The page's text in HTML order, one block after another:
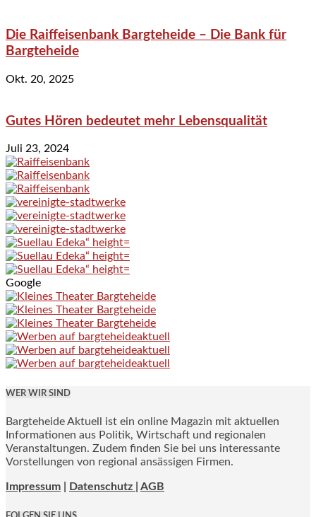
Die Raiffeisenbank Bargteheide – Die Bank für
Bargteheide
Okt. 20, 2025
Gutes Hören bedeutet mehr Lebensqualität
Juli 23, 2024
Google
WER WIR SIND
Bargteheide Aktuell ist ein online Magazin mit aktuellen
Informationen aus Politik, Wirtschaft und regionalen
Veranstaltungen. Zudem finden Sie bei uns interessante
Vorstellungen von regional ansässigen Firmen.
Impressum Datenschutz | AGB